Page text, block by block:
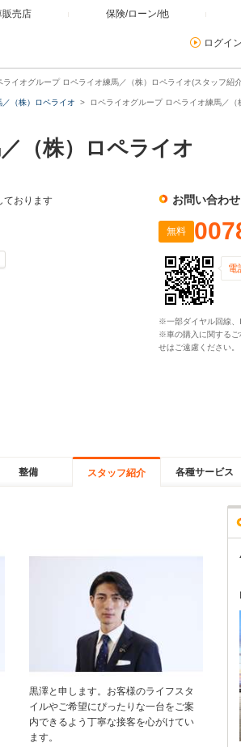
販売店 保険/ローン/他
ログイン
ライオグループ ロペライオ練馬／（株）ロペライオ(スタッフ紹
（株）ロペライオ ロペライオグループ ロペライオ練馬／
（株）ロペライオ
ております お問い合わせ
無料
電
※一部ダイヤル回線、
※車の購入に関するご
せはご遠慮ください。
整備 スタッフ紹介 各種サービス
黒澤と申します。お客様のライフスタ
イルやご希望にぴったりな一台をご案
内できるよう丁寧な接客を心がけてい
ます。